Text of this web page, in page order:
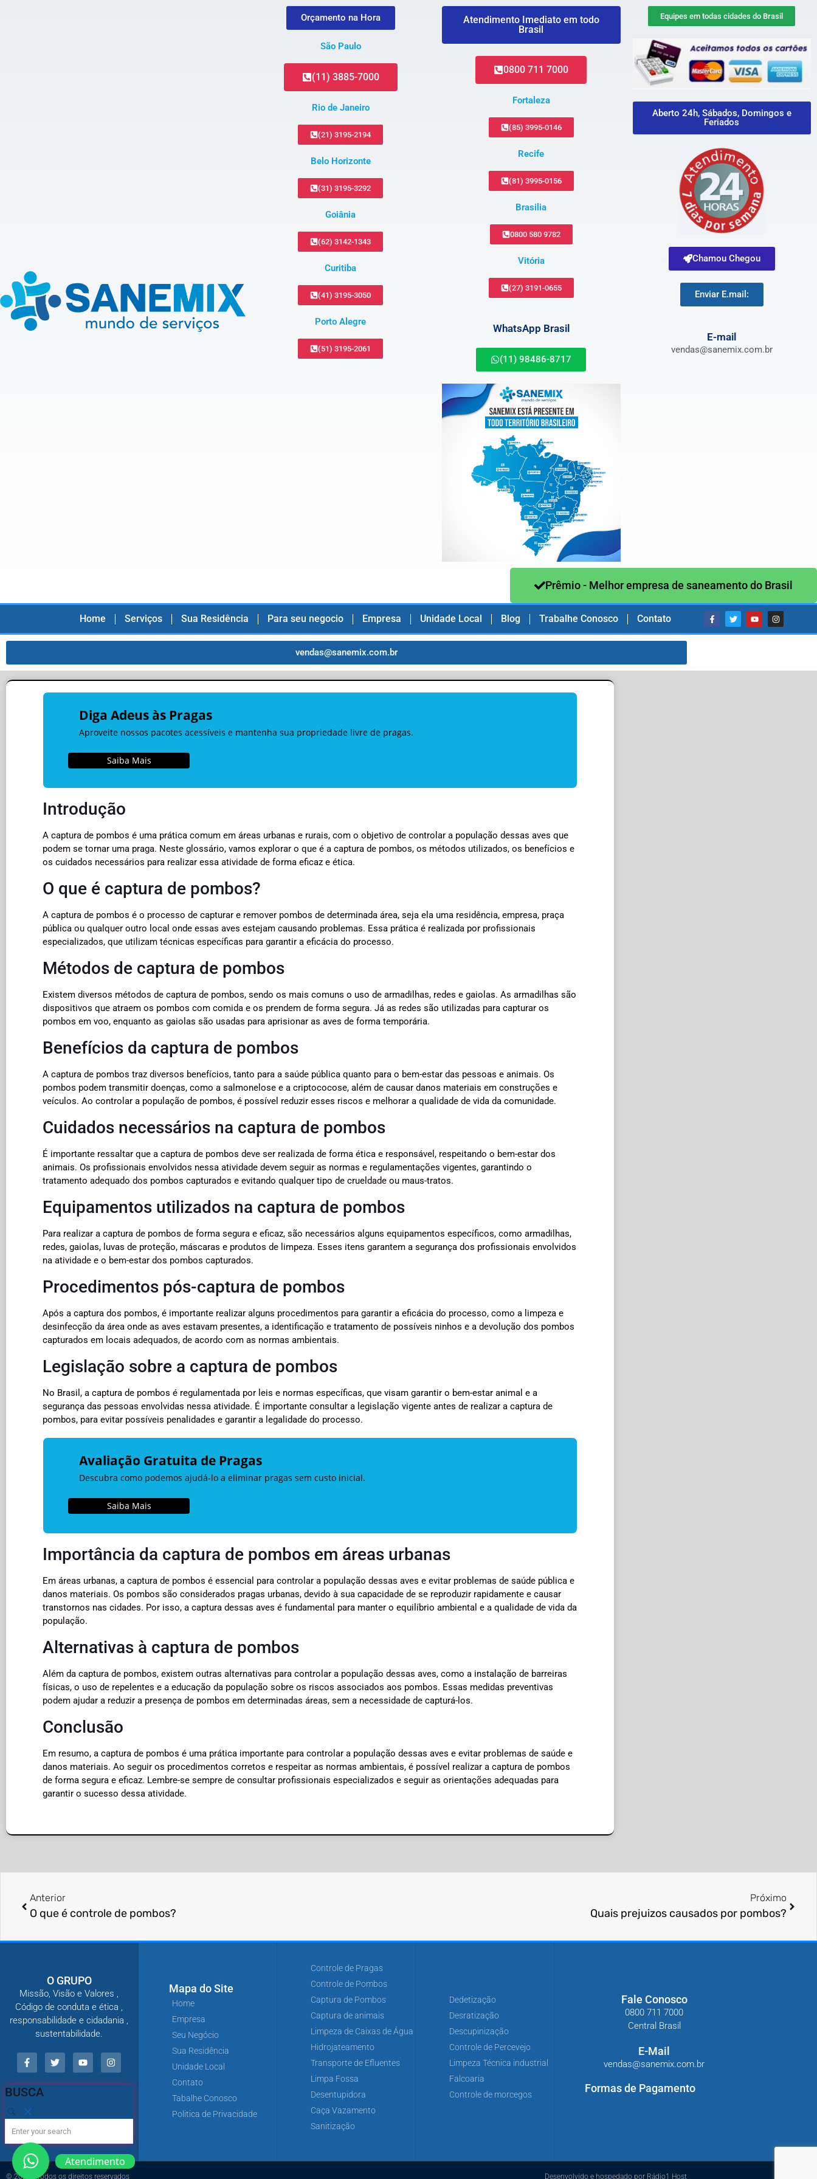
Orçamento na Hora
São Paulo
(11) 3885-7000
Rio de Janeiro
(21) 3195-2194
Belo Horizonte
(31) 3195-3292
Goiânia
(62) 3142-1343
Curitiba
(41) 3195-3050
Porto Alegre
(51) 3195-2061
Atendimento Imediato em todo
Brasil
0800 711 7000
Fortaleza
(85) 3995-0146
Recife
(81) 3995-0156
Brasilia
0800 580 9782
Vitória
(27) 3191-0655
WhatsApp Brasil
(11) 98486-8717
Equipes em todas cidades do Brasil
Aberto 24h, Sábados, Domingos e
Feriados
Chamou Chegou
Enviar E.mail:
E-mail
vendas@sanemix.com.br
Prêmio - Melhor empresa de saneamento do Brasil
Home Serviços Sua Residência Para seu negocio Empresa Unidade Local Blog Trabalhe Conosco Contato
vendas@sanemix.com.br
Diga Adeus às Pragas
Aproveite nossos pacotes acessíveis e mantenha sua propriedade livre de pragas.
Saiba Mais
Introdução
A captura de pombos é uma prática comum em áreas urbanas e rurais, com o objetivo de controlar a população dessas aves que
podem se tornar uma praga. Neste glossário, vamos explorar o que é a captura de pombos, os métodos utilizados, os benefícios e
os cuidados necessários para realizar essa atividade de forma eficaz e ética.
O que é captura de pombos?
A captura de pombos é o processo de capturar e remover pombos de determinada área, seja ela uma residência, empresa, praça
pública ou qualquer outro local onde essas aves estejam causando problemas. Essa prática é realizada por profissionais
especializados, que utilizam técnicas específicas para garantir a eficácia do processo.
Métodos de captura de pombos
Existem diversos métodos de captura de pombos, sendo os mais comuns o uso de armadilhas, redes e gaiolas. As armadilhas são
dispositivos que atraem os pombos com comida e os prendem de forma segura. Já as redes são utilizadas para capturar os
pombos em voo, enquanto as gaiolas são usadas para aprisionar as aves de forma temporária.
Benefícios da captura de pombos
A captura de pombos traz diversos benefícios, tanto para a saúde pública quanto para o bem-estar das pessoas e animais. Os
pombos podem transmitir doenças, como a salmonelose e a criptococose, além de causar danos materiais em construções e
veículos. Ao controlar a população de pombos, é possível reduzir esses riscos e melhorar a qualidade de vida da comunidade.
Cuidados necessários na captura de pombos
É importante ressaltar que a captura de pombos deve ser realizada de forma ética e responsável, respeitando o bem-estar dos
animais. Os profissionais envolvidos nessa atividade devem seguir as normas e regulamentações vigentes, garantindo o
tratamento adequado dos pombos capturados e evitando qualquer tipo de crueldade ou maus-tratos.
Equipamentos utilizados na captura de pombos
Para realizar a captura de pombos de forma segura e eficaz, são necessários alguns equipamentos específicos, como armadilhas,
redes, gaiolas, luvas de proteção, máscaras e produtos de limpeza. Esses itens garantem a segurança dos profissionais envolvidos
na atividade e o bem-estar dos pombos capturados.
Procedimentos pós-captura de pombos
Após a captura dos pombos, é importante realizar alguns procedimentos para garantir a eficácia do processo, como a limpeza e
desinfecção da área onde as aves estavam presentes, a identificação e tratamento de possíveis ninhos e a devolução dos pombos
capturados em locais adequados, de acordo com as normas ambientais.
Legislação sobre a captura de pombos
No Brasil, a captura de pombos é regulamentada por leis e normas específicas, que visam garantir o bem-estar animal e a
segurança das pessoas envolvidas nessa atividade. É importante consultar a legislação vigente antes de realizar a captura de
pombos, para evitar possíveis penalidades e garantir a legalidade do processo.
Avaliação Gratuita de Pragas
Descubra como podemos ajudá-lo a eliminar pragas sem custo inicial.
Saiba Mais
Importância da captura de pombos em áreas urbanas
Em áreas urbanas, a captura de pombos é essencial para controlar a população dessas aves e evitar problemas de saúde pública e
danos materiais. Os pombos são considerados pragas urbanas, devido à sua capacidade de se reproduzir rapidamente e causar
transtornos nas cidades. Por isso, a captura dessas aves é fundamental para manter o equilíbrio ambiental e a qualidade de vida da
população.
Alternativas à captura de pombos
Além da captura de pombos, existem outras alternativas para controlar a população dessas aves, como a instalação de barreiras
físicas, o uso de repelentes e a educação da população sobre os riscos associados aos pombos. Essas medidas preventivas
podem ajudar a reduzir a presença de pombos em determinadas áreas, sem a necessidade de capturá-los.
Conclusão
Em resumo, a captura de pombos é uma prática importante para controlar a população dessas aves e evitar problemas de saúde e
danos materiais. Ao seguir os procedimentos corretos e respeitar as normas ambientais, é possível realizar a captura de pombos
de forma segura e eficaz. Lembre-se sempre de consultar profissionais especializados e seguir as orientações adequadas para
garantir o sucesso dessa atividade.
Anterior
O que é controle de pombos?
Próximo
Quais prejuizos causados por pombos?
O GRUPO
Missão, Visão e Valores ,
Código de conduta e ética ,
responsabilidade e cidadania ,
sustentabilidade.
BUSCA
Mapa do Site
Home
Empresa
Seu Negócio
Sua Residência
Unidade Local
Contato
Tabalhe Conosco
Politica de Privacidade
Controle de Pragas
Controle de Pombos
Captura de Pombos
Captura de animais
Limpeza de Caixas de Água
Hidrojateamento
Transporte de Efluentes
Limpa Fossa
Desentupidora
Caça Vazamento
Sanitização
Dedetização
Desratização
Descupinização
Controle de Percevejo
Limpeza Técnica industrial
Falcoaria
Controle de morcegos
Fale Conosco
0800 711 7000
Central Brasil
E-Mail
vendas@sanemix.com.br
Formas de Pagamento
© 2021 - Todos os direitos reservados Desenvolvido e hospedado por Rádio1 Host
Atendimento